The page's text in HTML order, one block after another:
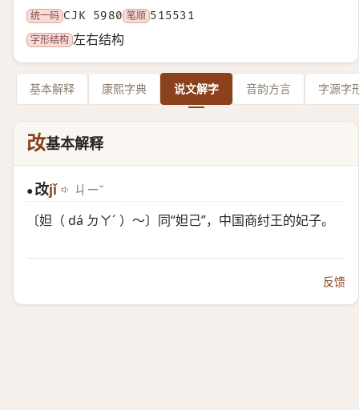
统一码 CJK 5980 笔顺 515531
字形结构 左右结构
基本解释 康熙字典 说文解字 音韵方言 字源字
妀基本解释
● 妀jǐ ㄐㄧˇ
〔妲（ dá ㄉㄚˊ ）～〕同“妲己”，中国商纣王的妃子。
反馈